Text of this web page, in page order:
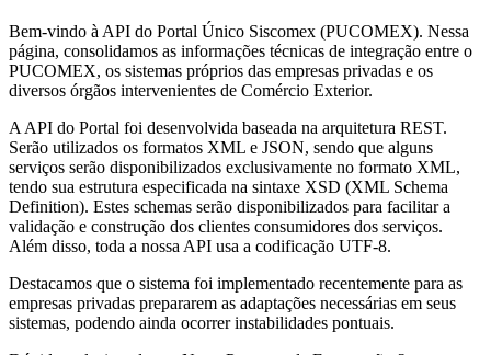
Bem-vindo à API do Portal Único Siscomex (PUCOMEX). Nessa
página, consolidamos as informações técnicas de integração entre o
PUCOMEX, os sistemas próprios das empresas privadas e os
diversos órgãos intervenientes de Comércio Exterior.
A API do Portal foi desenvolvida baseada na arquitetura REST.
Serão utilizados os formatos XML e JSON, sendo que alguns
serviços serão disponibilizados exclusivamente no formato XML,
tendo sua estrutura especificada na sintaxe XSD (XML Schema
Definition). Estes schemas serão disponibilizados para facilitar a
validação e construção dos clientes consumidores dos serviços.
Além disso, toda a nossa API usa a codificação UTF-8.
Destacamos que o sistema foi implementado recentemente para as
empresas privadas prepararem as adaptações necessárias em seus
sistemas, podendo ainda ocorrer instabilidades pontuais.